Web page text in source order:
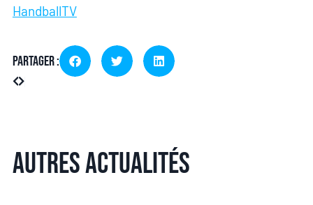
HandballTV
Partager :
Autres actualités